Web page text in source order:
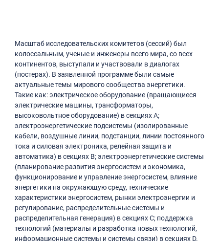
Масштаб исследовательских комитетов (сессий) был
колоссальным, ученые и инженеры всего мира, со всех
континентов, выступали и участвовали в диалогах
(постерах). В заявленной программе были самые
актуальные темы мирового сообщества энергетики.
Такие как: электрическое оборудование (вращающиеся
электрические машины, трансформаторы,
высоковольтное оборудование) в секциях A;
электроэнергетические подсистемы (изолированные
кабели, воздушные линии, подстанции, линии постоянного
тока и силовая электроника, релейная защита и
автоматика) в секциях В; электроэнергетические системы
(планирование развития энергосистем и экономика,
функционирование и управление энергосистем, влияние
энергетики на окружающую среду, технические
характеристики энергосистем, рынки электроэнергии и
регулирование, распределительные системы и
распределительная генерация) в секциях С; поддержка
технологий (материалы и разработка новых технологий,
информационные системы и системы связи) в секциях D.